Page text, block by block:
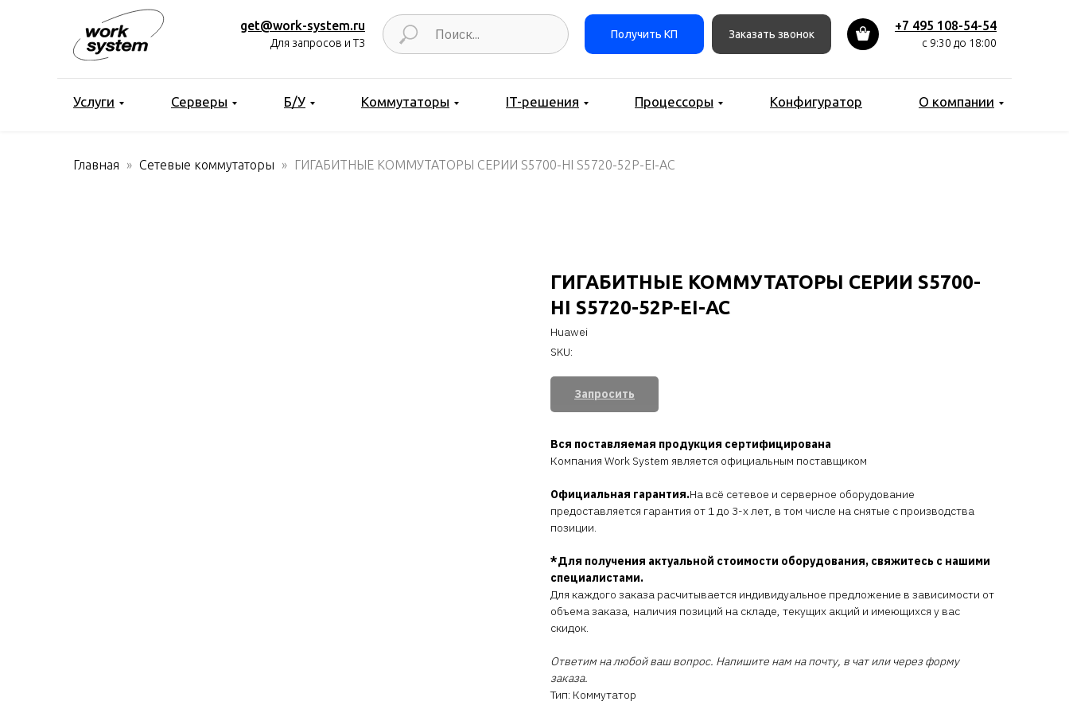
get@work-system.ru
Для запросов и ТЗ
+7 495 108-54-54
с 9:30 до 18:00
Заказать звонок
Получить КП
Услуги Серверы Б/У Коммутаторы IT-решения Процессоры Конфигуратор О компании
Главная Сетевые коммутаторы ГИГАБИТНЫЕ КОММУТАТОРЫ СЕРИИ S5700-HI S5720-52P-EI-AC
ГИГАБИТНЫЕ КОММУТАТОРЫ СЕРИИ S5700-
HI S5720-52P-EI-AC
Huawei
SKU:
Запросить
Вся поставляемая продукция сертифицирована
Компания Work System является официальным поставщиком
Официальная гарантия.На всё сетевое и серверное оборудование
предоставляется гарантия от 1 до 3-х лет, в том числе на снятые с производства
позиции.
*Для получения актуальной стоимости оборудования, свяжитесь с нашими
специалистами.
Для каждого заказа расчитывается индивидуальное предложение в зависимости от
объема заказа, наличия позиций на складе, текущих акций и имеющихся у вас
скидок.
Ответим на любой ваш вопрос. Напишите нам на почту, в чат или через форму
заказа.
Тип: Коммутатор